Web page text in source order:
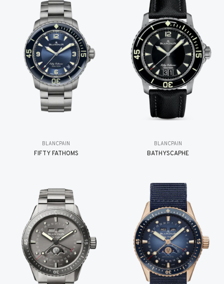
BLANCPAIN
FIFTY FATHOMS
BLANCPAIN
BATHYSCAPHE